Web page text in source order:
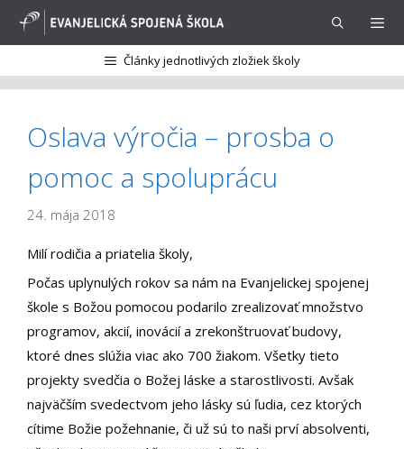
Preskočiť
Články jednotlivých zložiek školy
Oslava výročia – prosba o
pomoc a spoluprácu
24. mája 2018
Milí rodičia a priatelia školy,
Počas uplynulých rokov sa nám na Evanjelickej spojenej
škole s Božou pomocou podarilo zrealizovať množstvo
programov, akcií, inovácií a zrekonštruovať budovy,
ktoré dnes slúžia viac ako 700 žiakom. Všetky tieto
projekty svedčia o Božej láske a starostlivosti. Avšak
najväčším svedectvom jeho lásky sú ľudia, cez ktorých
cítime Božie požehnanie, či už sú to naši prví absolventi,